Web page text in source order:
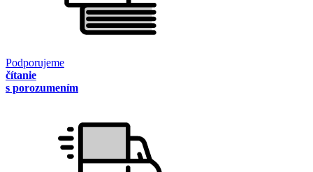
Podporujeme
čítanie
s porozumením